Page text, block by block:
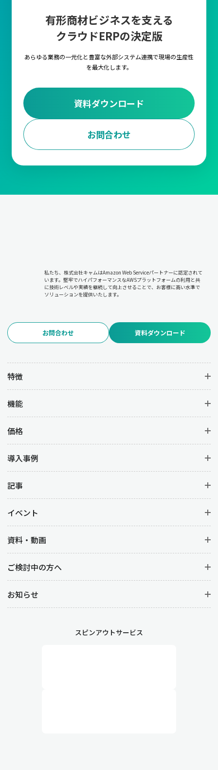
有形商材ビジネスを支える
クラウドERPの決定版
あらゆる業務の一元化と豊富な外部システム連携で現場の生産性
を最大化します。
資料ダウンロード
お問合わせ
私たち、株式会社キャムはAmazon Web Serviceパートナーに認定されて
います。堅牢でハイパフォーマンスなAWSプラットフォームの利用と共
に技術レベルや実績を継続して向上させることで、お客様に高い水準で
ソリューションを提供いたします。
お問合わせ 資料ダウンロード
特徴
機能
価格
導入事例
記事
イベント
資料・動画
ご検討中の方へ
お知らせ
スピンアウトサービス